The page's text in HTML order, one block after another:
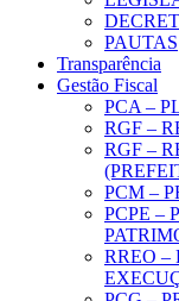
PAUTAS
Transparência
Gestão Fiscal
PCA –
RGF –
RGF –
PCM –
PCPE –
RREO –